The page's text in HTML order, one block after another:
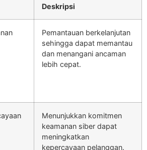
Deskripsi
Pemantauan berkelanjutan
sehingga dapat memantau
dan menangani ancaman
lebih cepat.
Menunjukkan komitmen
keamanan siber dapat
meningkatkan
kepercayaan pelanggan.